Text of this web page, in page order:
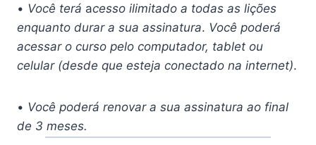
• Você terá acesso ilimitado a todas as lições
enquanto durar a sua assinatura. Você poderá
acessar o curso pelo computador, tablet ou
celular (desde que esteja conectado na internet).
• Você poderá renovar a sua assinatura ao final
de 3 meses.